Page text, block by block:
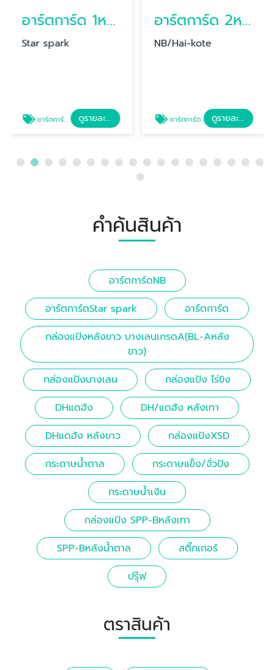
อาร์ตการ์ด 1หน้า Star spark
Star spark
อาร์ตการ์ดStar spark ดูรายละเอียด
อาร์ตการ์ด 2หน้า
NB/Hai-kote
อาร์ตการ์ต ดูรายละเอียด
คำค้นสินค้า
อาร์ตการ์ดNB
อาร์ตการ์ดStar spark
อาร์ตการ์ต
กล่องแป้งหลังขาว บางเลนเกรดA(BL-Aหลัง
ขาว)
กล่องแป้งบางเลน
กล่องแป้ง ไร่ขิง
DHแดฮัง
DH/แดฮัง หลังเทา
DHแดฮัง หลังขาว
กล่องแป้งXSD
กระดาษน้ำตาล
กระดาษแข็ง/จั่วปัง
กระดาษน้ำเงิน
กล่องแป้ง SPP-Bหลังเทา
SPP-Bหลังน้ำตาล
สติ๊กเกอร์
ปรุ๊ฟ
ตราสินค้า